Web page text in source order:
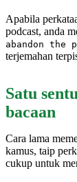
Apabila
podcast, anda
abandon the
terjemahan
Satu
bacaan
Cara lama
kamus, taip
cukup untuk